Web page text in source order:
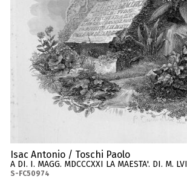
Isac Antonio / Toschi Paolo
A DI. I. MAGG. MDCCCXXI LA MAESTA'. DI. M.
S-FC50974